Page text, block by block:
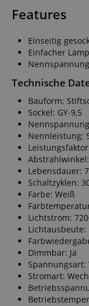
Features
Einseitig
Einfacher
Technische
Bauform:
Sockel: GY-9,5
Nennleistung:
Abstrahlwinkel:
Lebensdauer:
Schaltzyklen:
Farbe: Weiß
Lichtstrom:
Lichtausbeute:
Dimmbar: Ja
Stromart: